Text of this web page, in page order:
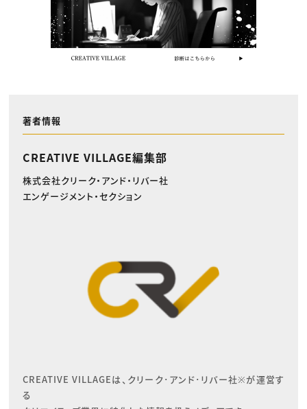
著者情報
CREATIVE VILLAGE編集部
株式会社クリーク・アンド・リバー社
エンゲージメント・セクション
CREATIVE VILLAGEは、クリーク･アンド･リバー社※が運営す
る